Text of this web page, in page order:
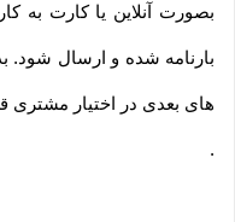
بصورت آنلاین یا کارت به
بارنامه شده و ارسال شود.
های بعدی در اختیار مشتری
.